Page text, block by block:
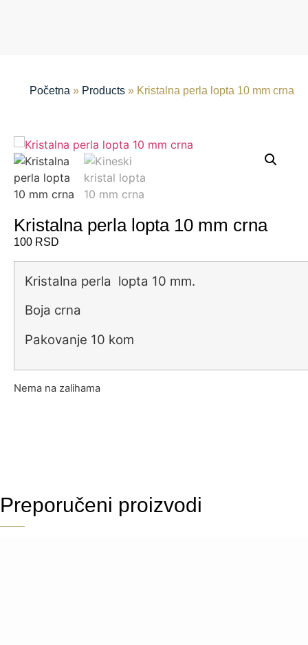
Početna » Products » Kristalna perla lopta 10 mm crna
Kristalna perla lopta 10 mm crna
100 RSD
Kristalna perla lopta 10 mm.
Boja crna
Pakovanje 10 kom
Nema na zalihama
Preporučeni proizvodi